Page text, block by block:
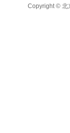
Copyright © 北